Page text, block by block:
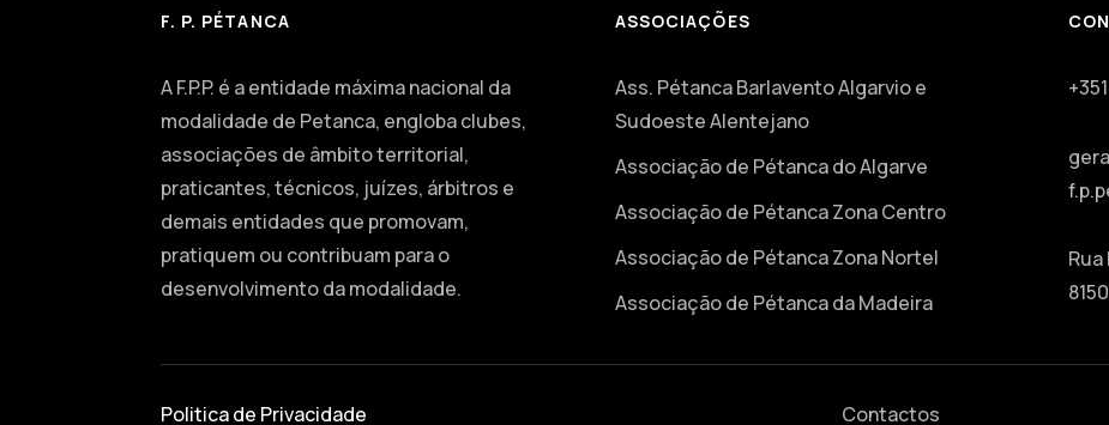
F. P. PÉTANCA
A F.P.P. é a entidade máxima nacional da
modalidade de Petanca, engloba clubes,
associações de âmbito territorial,
praticantes, técnicos, juízes, árbitros e
demais entidades que promovam,
pratiquem ou contribuam para o
desenvolvimento da modalidade.
ASSOCIAÇÕES
Ass. Pétanca Barlavento Algarvio e
Sudoeste Alentejano
Associação de Pétanca do Algarve
Associação de Pétanca Zona Centro
Associação de Pétanca Zona Nortel
Associação de Pétanca da Madeira
Politica de Privacidade Contactos